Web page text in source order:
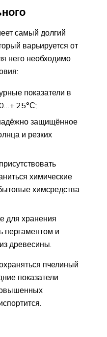
самый долгий
варьируется от
него необходимо
показатели в
25°С;
защищённое
и резких
химические
химсредства
для хранения
пергаментом и
древесины.
пчелиный
показатели